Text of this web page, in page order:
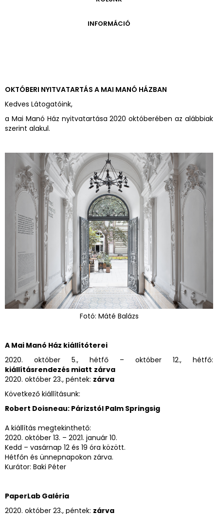
PÉCSI JÓZSEF - A NÉVADÓ
ARCHÍVUM 2014-2018
INFORMÁCIÓ
OKTÓBERI NYITVATARTÁS A MAI MANÓ HÁZBAN
Kedves Látogatóink,
a Mai Manó Ház nyitvatartása 2020 októberében az alábbiak
szerint alakul.
Fotó: Máté Balázs
A Mai Manó Ház kiállítóterei
2020. október 5., hétfő – október 12., hétfő:
kiállításrendezés miatt zárva
2020. október 23., péntek: zárva
Következő kiállításunk:
Robert Doisneau: Párizstól Palm Springsig
A kiállítás megtekinthető:
2020. október 13. – 2021. január 10.
Kedd – vasárnap 12 és 19 óra között.
Hétfőn és ünnepnapokon zárva.
Kurátor: Baki Péter
PaperLab Galéria
2020. október 23., péntek: zárva